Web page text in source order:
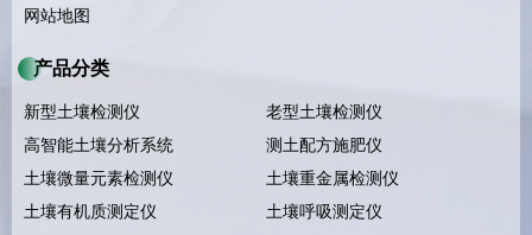
网站地图
产品分类
新型土壤检测仪
老型土壤检测仪
高智能土壤分析系统
测土配方施肥仪
土壤微量元素检测仪
土壤重金属检测仪
土壤有机质测定仪
土壤呼吸测定仪